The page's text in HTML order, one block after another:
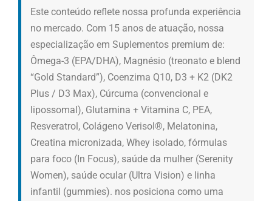
Este conteúdo reflete nossa profunda experiência
no mercado. Com 15 anos de atuação, nossa
especialização em Suplementos premium de:
Ômega-3 (EPA/DHA), Magnésio (treonato e blend
“Gold Standard”), Coenzima Q10, D3 + K2 (DK2
Plus / D3 Max), Cúrcuma (convencional e
lipossomal), Glutamina + Vitamina C, PEA,
Resveratrol, Colágeno Verisol®, Melatonina,
Creatina micronizada, Whey isolado, fórmulas
para foco (In Focus), saúde da mulher (Serenity
Women), saúde ocular (Ultra Vision) e linha
infantil (gummies). nos posiciona como uma